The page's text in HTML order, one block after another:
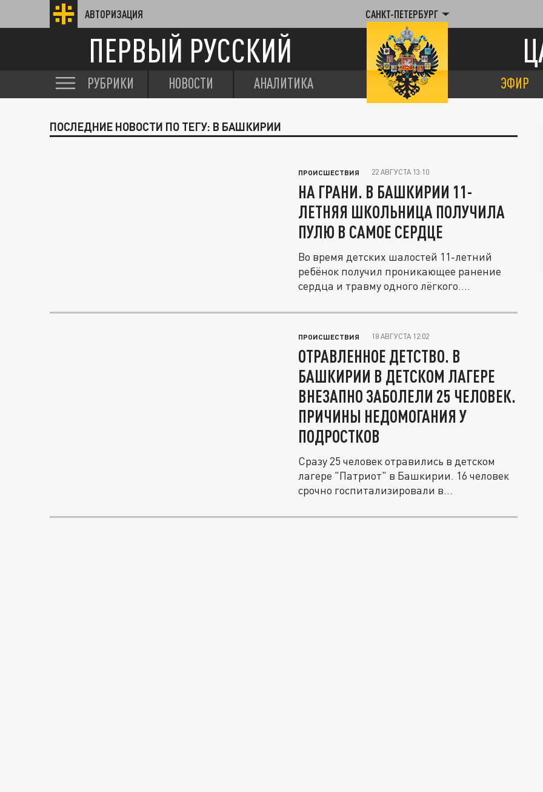
АВТОРИЗАЦИЯ САНКТ-ПЕТЕРБУРГ
ПЕРВЫЙ РУССКИЙ
РУБРИКИ НОВОСТИ АНАЛИТИКА ЭФИР
ПОСЛЕДНИЕ НОВОСТИ ПО ТЕГУ: В БАШКИРИИ
ПРОИСШЕСТВИЯ 22 АВГУСТА 13:10
НА ГРАНИ. В БАШКИРИИ 11-
ЛЕТНЯЯ ШКОЛЬНИЦА ПОЛУЧИЛА
ПУЛЮ В САМОЕ СЕРДЦЕ
Во время детских шалостей 11-летний
ребёнок получил проникающее ранение
сердца и травму одного лёгкого....
ПРОИСШЕСТВИЯ 18 АВГУСТА 12:02
ОТРАВЛЕННОЕ ДЕТСТВО. В
БАШКИРИИ В ДЕТСКОМ ЛАГЕРЕ
ВНЕЗАПНО ЗАБОЛЕЛИ 25 ЧЕЛОВЕК.
ПРИЧИНЫ НЕДОМОГАНИЯ У
ПОДРОСТКОВ
Сразу 25 человек отравились в детском
лагере "Патриот" в Башкирии. 16 человек
срочно госпитализировали в...